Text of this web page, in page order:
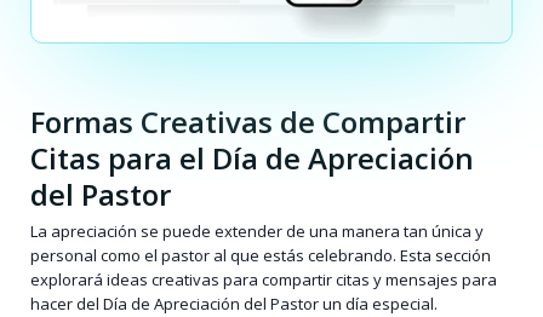
Formas Creativas de Compartir
Citas para el Día de Apreciación
del Pastor
La apreciación se puede extender de una manera tan única y
personal como el pastor al que estás celebrando. Esta sección
explorará ideas creativas para compartir citas y mensajes para
hacer del Día de Apreciación del Pastor un día especial.